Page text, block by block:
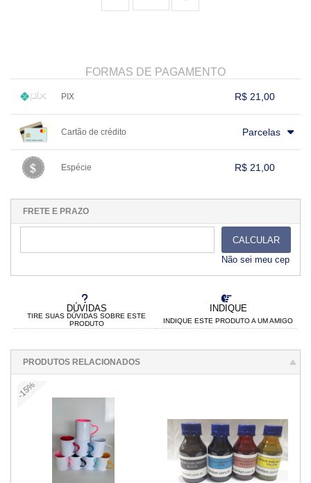
DÚVIDAS
TIRE SUAS DÚVIDAS SOBRE ESTE
PRODUTO
INDIQUE
INDIQUE ESTE PRODUTO A UM AMIGO
FORMAS DE PAGAMENTO
PIX R$ 21,00
..
Cartão de crédito Parcelas
...
Espécie R$ 21,00
..
...
FRETE E PRAZO
CALCULAR
Não sei meu cep
PRODUTOS RELACIONADOS
-15%